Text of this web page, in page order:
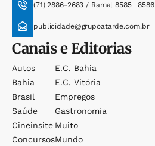
(71) 2886-2683 / Ramal 8585 | 8586
publicidade@grupoatarde.com.br
Canais e Editorias
Autos
Bahia
Brasil
Saúde
Cineinsite
Concursos
E.c. Bahia
E.c. Vitória
Empregos
Gastronomia
Muito
Mundo